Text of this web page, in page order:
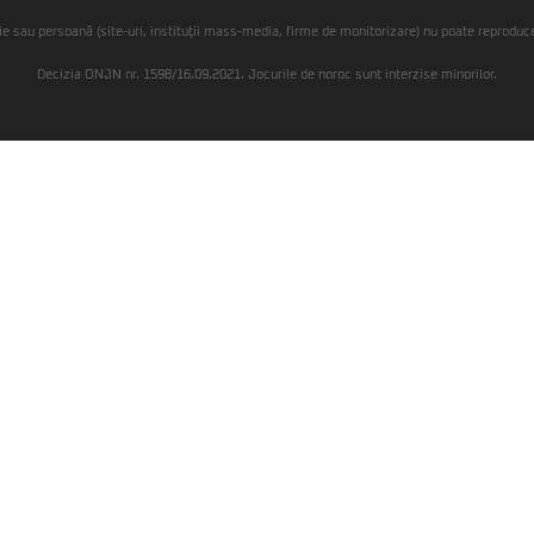
sau persoană (site-uri, instituţii mass-media, firme de monitorizare) nu poate
Decizia ONJN nr. 1598/16.09.2021. Jocurile de noroc sunt interzise minorilor.